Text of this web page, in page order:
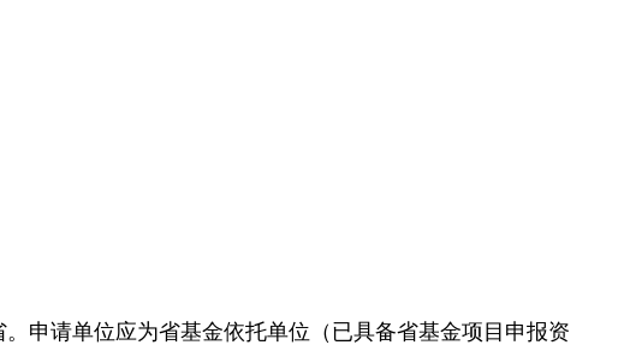
请单位应为省基金依托单位（已具备省基金项目申报资